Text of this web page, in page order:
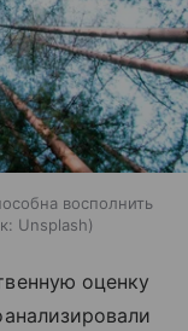
восполнить
Unsplash
оценку